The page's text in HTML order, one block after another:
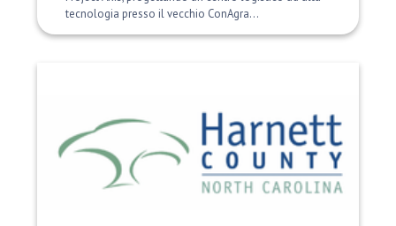
tecnologia presso il vecchio ConAgra...